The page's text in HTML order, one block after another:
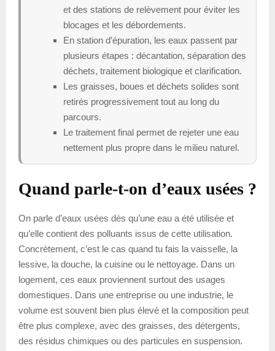
et des stations de relèvement pour éviter les
blocages et les débordements.
En station d’épuration, les eaux passent par
plusieurs étapes : décantation, séparation des
déchets, traitement biologique et clarification.
Les graisses, boues et déchets solides sont
retirés progressivement tout au long du
parcours.
Le traitement final permet de rejeter une eau
nettement plus propre dans le milieu naturel.
Quand parle-t-on d’eaux usées ?
On parle d’eaux usées dès qu’une eau a été utilisée et
qu’elle contient des polluants issus de cette utilisation.
Concrètement, c’est le cas quand tu fais la vaisselle, la
lessive, la douche, la cuisine ou le nettoyage. Dans un
logement, ces eaux proviennent surtout des usages
domestiques. Dans une entreprise ou une industrie, le
volume est souvent bien plus élevé et la composition peut
être plus complexe, avec des graisses, des détergents,
des résidus chimiques ou des particules en suspension.